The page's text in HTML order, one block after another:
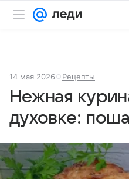
14 мая 2026 Рецепты
Нежная
духовке: